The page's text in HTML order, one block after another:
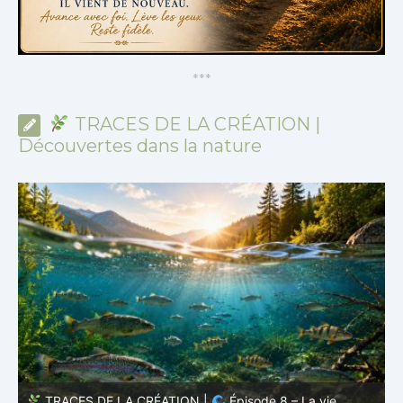
***
TRACES DE LA CRÉATION |
Découvertes dans la nature